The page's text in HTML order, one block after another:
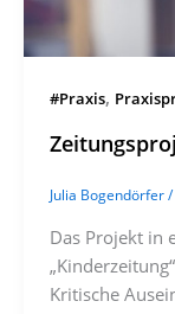
#Praxis,
Julia Bogendörfer/
Das Projekt in
Kritische